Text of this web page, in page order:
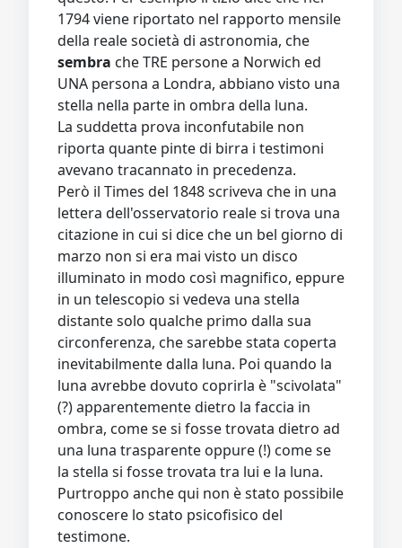
1794 viene riportato nel rapporto mensile
della reale società di astronomia, che
sembra che TRE persone a Norwich ed
UNA persona a Londra, abbiano visto una
stella nella parte in ombra della luna.
La suddetta prova inconfutabile non
riporta quante pinte di birra i testimoni
avevano tracannato in precedenza.
Però il Times del 1848 scriveva che in una
lettera dell'osservatorio reale si trova una
citazione in cui si dice che un bel giorno di
marzo non si era mai visto un disco
illuminato in modo così magnifico, eppure
in un telescopio si vedeva una stella
distante solo qualche primo dalla sua
circonferenza, che sarebbe stata coperta
inevitabilmente dalla luna. Poi quando la
luna avrebbe dovuto coprirla è "scivolata"
(?) apparentemente dietro la faccia in
ombra, come se si fosse trovata dietro ad
una luna trasparente oppure (!) come se
la stella si fosse trovata tra lui e la luna.
Purtroppo anche qui non è stato possibile
conoscere lo stato psicofisico del
testimone.